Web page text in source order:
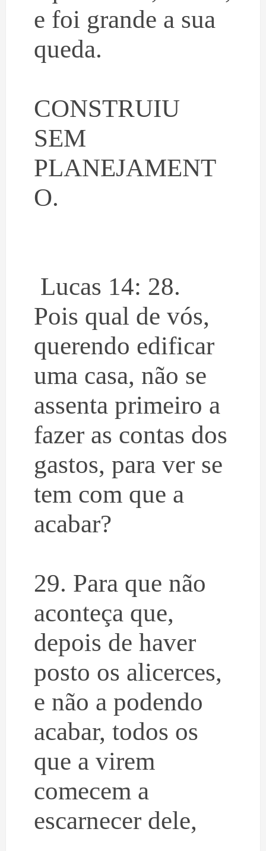
e foi grande a sua
queda.
CONSTRUIU
SEM
PLANEJAMENT
O.
Lucas 14: 28.
Pois qual de vós,
querendo edificar
uma casa, não se
assenta primeiro a
fazer as contas dos
gastos, para ver se
tem com que a
acabar?
29. Para que não
aconteça que,
depois de haver
posto os alicerces,
e não a podendo
acabar, todos os
que a virem
comecem a
escarnecer dele,